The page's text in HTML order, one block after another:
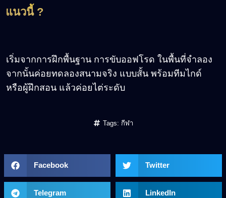
แนวนี้ ?
เริ่มจากการฝึกพื้นฐาน การขับออฟโรด ในพื้นที่จำลอง
จากนั้นค่อยทดลองสนามจริง แบบสั้น พร้อมทีมไกด์
หรือผู้ฝึกสอน แล้วค่อยไต่ระดับ
Tags: กีฬา
Facebook Twitter
Telegram LinkedIn